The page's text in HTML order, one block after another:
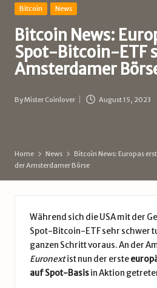
i
n
-
B
u
Posted
Bitcoin News
Bitcoin News:
Spot-Bitcoin-ETF
Amsterdamer
Posted
ByMister Coinlover August 15, 2023
Home News
Bitcoin News: Europas
der Amsterdamer Börse
Während sich die USA mit der
Spot-Bitcoin-ETF sehr schwer
ganzen Schritt voraus. An der
Euronextist nun der erste
auf Spot-Basisin Aktion